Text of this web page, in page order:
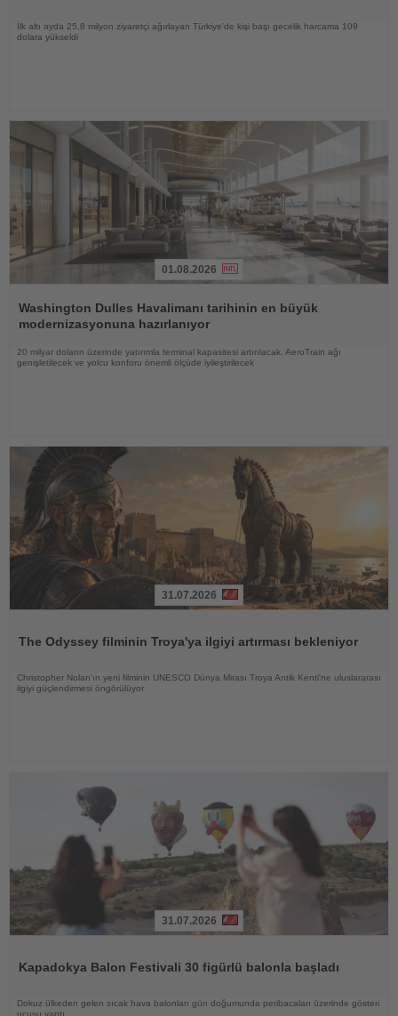
İlk altı ayda 25,8 milyon ziyaretçi ağırlayan Türkiye’de kişi başı gecelik harcama 109
dolara yükseldi
Oku
01.08.2026
Washington Dulles Havalimanı tarihinin en büyük
modernizasyonuna hazırlanıyor
20 milyar doların üzerinde yatırımla terminal kapasitesi artırılacak, AeroTrain ağı
genişletilecek ve yolcu konforu önemli ölçüde iyileştirilecek
31.07.2026
The Odyssey filminin Troya'ya ilgiyi artırması bekleniyor
Christopher Nolan'ın yeni filminin UNESCO Dünya Mirası Troya Antik Kenti'ne uluslararası
ilgiyi güçlendirmesi öngörülüyor
31.07.2026
Kapadokya Balon Festivali 30 figürlü balonla başladı
Dokuz ülkeden gelen sıcak hava balonları gün doğumunda peribacaları üzerinde gösteri
uçuşu yaptı